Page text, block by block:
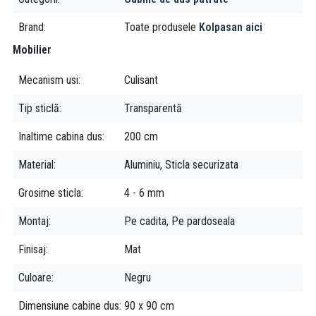
1 panou mobil)
Material sticlă: Transparentă, securizată, grosime 6 mm
Montaj: Pe pardoseală sau pe cuvă de duș
Brand Toate produsele Kolpasan aici
Mobilier
Mecanism usi Culisant
Tip sticlă Transparentă
Inaltime cabina dus 200 cm
Material Aluminiu, Sticla securizata
Grosime sticla 4 - 6 mm
Montaj Pe cadita, Pe pardoseala
Finisaj Mat
Culoare Negru
Dimensiune cabine dus 90 x 90 cm